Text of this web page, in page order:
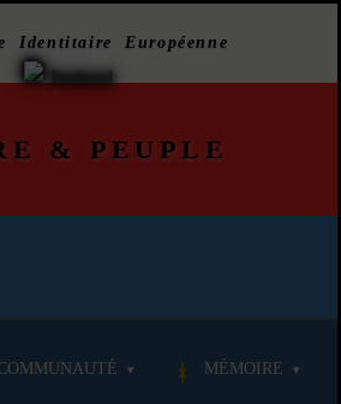
Identitaire Européenne
& PEUPLE
MÉMOIRE